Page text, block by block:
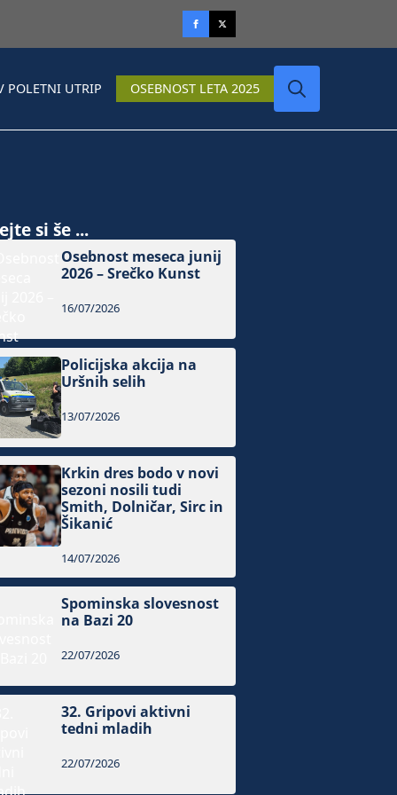
POLETNI UTRIP OSEBNOST LETA 2025
si še ...
Osebnost meseca junij
2026 – Srečko Kunst
16/07/2026
Policijska akcija na
Uršnih selih
13/07/2026
Krkin dres bodo v novi
sezoni nosili tudi
Smith, Dolničar, Sirc in
Šikanić
14/07/2026
Spominska slovesnost
na Bazi 20
22/07/2026
32. Gripovi aktivni
tedni mladih
22/07/2026